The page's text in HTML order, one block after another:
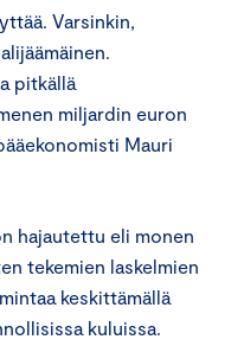
Varsinkin,
pitkällä
miljardin euron
Mauri
hajautettu eli monen
tekemien laskelmien
keskittämällä
kuluissa.